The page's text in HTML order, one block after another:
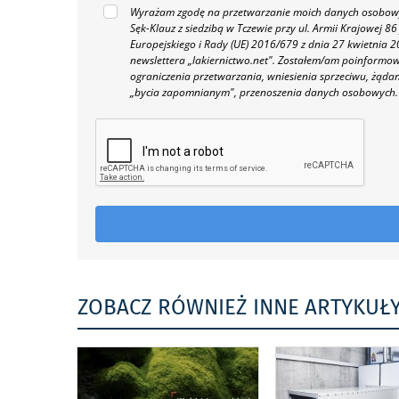
Wyrażam zgodę na przetwarzanie moich danych
Sęk-Klauz z siedzibą w Tczewie przy ul. Armii Krajowej
Europejskiego i Rady (UE) 2016/679 z dnia 27 kwietnia
newslettera „lakiernictwo.net". Zostałem/am
ograniczenia przetwarzania, wniesienia sprzeciwu,
„bycia zapomnianym", przenoszenia danych osobowych.
ZOBACZ RÓWNIEŻ INNE